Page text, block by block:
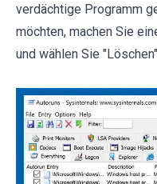
verdächtige Programm
möchten, machen Sie
und wählen Sie